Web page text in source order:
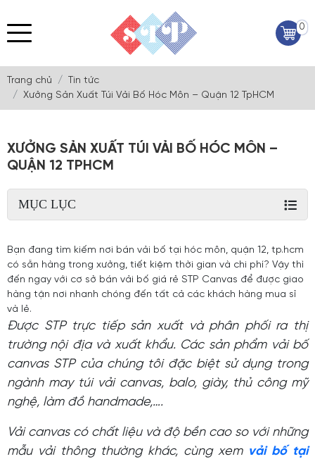
0
Trang chủ
Tin tức
Xưởng Sản Xuất Túi Vải Bố Hóc Môn – Quận 12 TpHCM
XƯỞNG SẢN XUẤT TÚI VẢI BỐ HÓC MÔN –
QUẬN 12 TPHCM
MỤC LỤC
Bạn đang tìm kiếm nơi bán vải bố tại hóc môn, quận 12, tp.hcm
có sẵn hàng trong xưởng, tiết kiệm thời gian và chi phí? Vậy thì
đến ngay với cơ sở bán vải bố giá rẻ STP Canvas để được giao
hàng tận nơi nhanh chóng đến tất cả các khách hàng mua sỉ
và lẻ.
Được STP trực tiếp sản xuất và phân phối ra thị
trường nội địa và xuất khẩu. Các sản phẩm vải bố
canvas STP của chúng tôi đặc biệt sử dụng trong
ngành may túi vải canvas, balo, giày, thủ công mỹ
nghệ, làm đồ handmade,….
Vải canvas có chất liệu và độ bền cao so với những
mẫu vải thông thường khác, cùng xem vải bố tại